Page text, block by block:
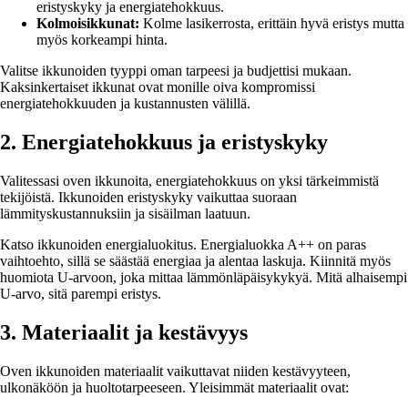
eristyskyky ja energiatehokkuus.
Kolmoisikkunat: Kolme lasikerrosta, erittäin hyvä eristys mutta
myös korkeampi hinta.
Valitse ikkunoiden tyyppi oman tarpeesi ja budjettisi mukaan.
Kaksinkertaiset ikkunat ovat monille oiva kompromissi
energiatehokkuuden ja kustannusten välillä.
2. Energiatehokkuus ja eristyskyky
Valitessasi oven ikkunoita, energiatehokkuus on yksi tärkeimmistä
tekijöistä. Ikkunoiden eristyskyky vaikuttaa suoraan
lämmityskustannuksiin ja sisäilman laatuun.
Katso ikkunoiden energialuokitus. Energialuokka A++ on paras
vaihtoehto, sillä se säästää energiaa ja alentaa laskuja. Kiinnitä myös
huomiota U-arvoon, joka mittaa lämmönläpäisykykyä. Mitä alhaisempi
U-arvo, sitä parempi eristys.
3. Materiaalit ja kestävyys
Oven ikkunoiden materiaalit vaikuttavat niiden kestävyyteen,
ulkonäköön ja huoltotarpeeseen. Yleisimmät materiaalit ovat: